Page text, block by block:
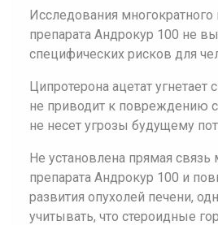
Исследования
препарата Андрокур 100 не
специфических рисков для
Ципротерона ацетат угнетает
не приводит к повреждению
не несет угрозы будущему
Не установлена прямая
препарата Андрокур 100 и
развития опухолей печени,
учитывать, что стероидные